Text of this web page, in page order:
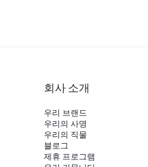
회사 소개
우리 브랜드
우리의 사명
우리의 직물
블로그
제휴 프로그램